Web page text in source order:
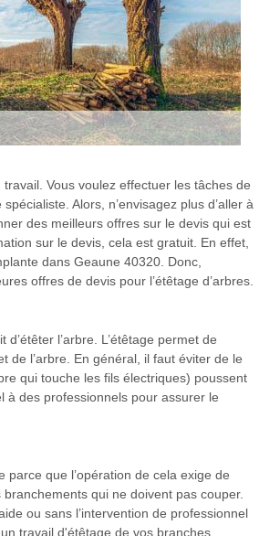
Vous voulez effectuer les tâches de
Alors, n’envisagez plus d’aller à
des meilleurs offres sur le devis qui est
sur le devis, cela est gratuit. En effet,
dans Geaune 40320. Donc,
offres de devis pour l’étêtage d’arbres.
l’arbre. L’étêtage permet de
de l’arbre. En général, il faut éviter de le
qui touche les fils électriques) poussent
à des professionnels pour assurer le
parce que l’opération de cela exige de
qui ne doivent pas couper.
ou sans l’intervention de professionnel
travail d'étêtage de vos branches